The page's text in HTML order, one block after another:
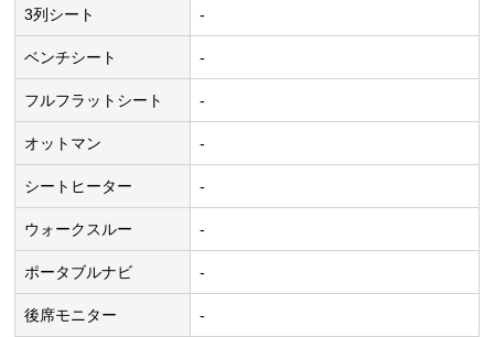
3列シート -
ベンチシート -
フルフラットシート -
オットマン -
シートヒーター -
ウォークスルー -
ポータブルナビ -
後席モニター -